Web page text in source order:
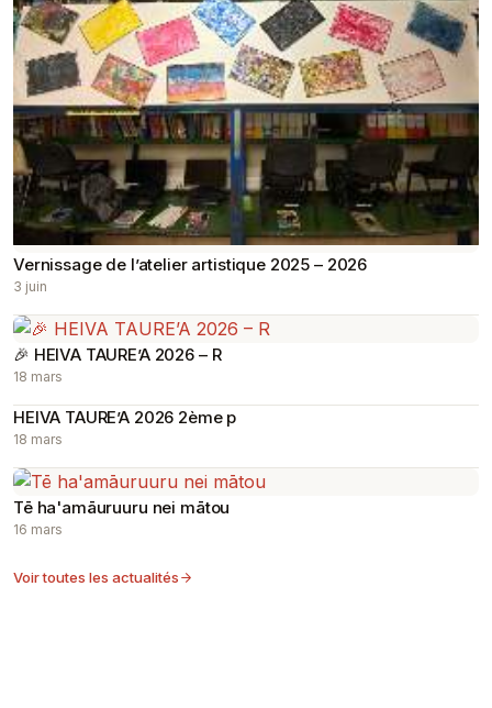
Vernissage de l’atelier artistique 2025 – 2026
3 juin
🎉 HEIVA TAURE’A 2026 – R
18 mars
HEIVA TAURE’A 2026 2ème p
18 mars
Tē ha'amāuruuru nei mātou
16 mars
Voir toutes les actualités